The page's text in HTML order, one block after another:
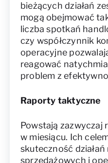
bieżących działań
mogą obejmować
liczba spotkań
czy współczynnik
operacyjne
reagować
problem z
Raporty taktyczne
Powstają zazwyczaj
w miesiącu. Ich
skuteczność
sprzedażowych i